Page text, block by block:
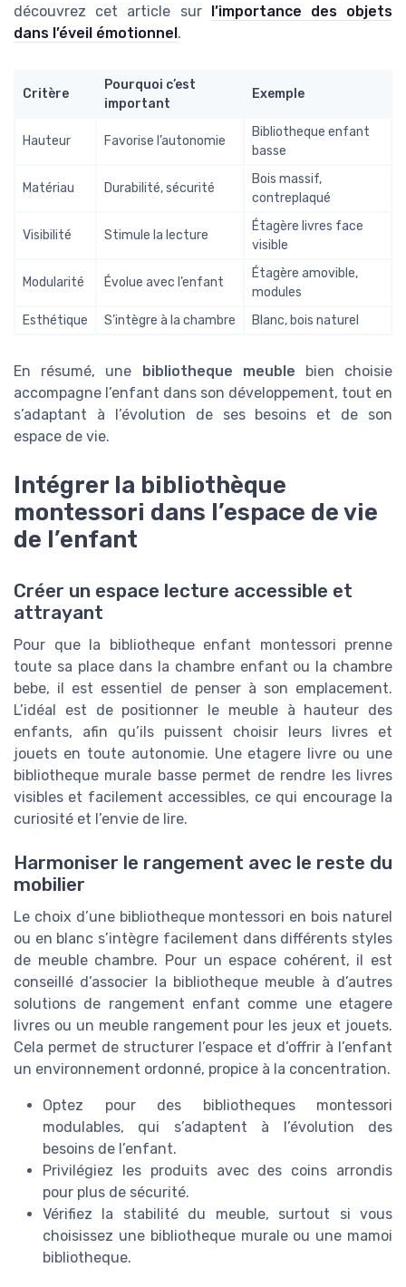
découvrez cet article sur
l’importance des objets
dans l’éveil émotionnel .
Critère
Pourquoi c’est
important
Exemple
Hauteur Favorise l’autonomie
Bibliotheque enfant
basse
Matériau Durabilité, sécurité
Bois massif,
contreplaqué
Visibilité Stimule la lecture
Étagère livres face
visible
Modularité Évolue avec l’enfant
Étagère amovible,
modules
Esthétique
S’intègre à la chambre Blanc, bois naturel
En résumé, une bibliotheque meuble bien choisie
accompagne l’enfant dans son développement, tout en
s’adaptant à l’évolution de ses besoins et de son
espace de vie.
Intégrer la bibliothèque
montessori dans l’espace de vie
de l’enfant
Créer un espace lecture accessible et
attrayant
Pour que la bibliotheque enfant montessori prenne
toute sa place dans la chambre enfant ou la chambre
bebe, il est essentiel de penser à son emplacement.
L’idéal est de positionner le meuble à hauteur des
enfants, afin qu’ils puissent choisir leurs livres et
jouets en toute autonomie. Une etagere livre ou une
bibliotheque murale basse permet de rendre les livres
visibles et facilement accessibles, ce qui encourage la
curiosité et l’envie de lire.
Harmoniser le rangement avec le reste du
mobilier
Le choix d’une bibliotheque montessori en bois naturel
ou en blanc s’intègre facilement dans différents styles
de meuble chambre. Pour un espace cohérent, il est
conseillé d’associer la bibliotheque meuble à d’autres
solutions de rangement enfant comme une etagere
livres ou un meuble rangement pour les jeux et jouets.
Cela permet de structurer l’espace et d’offrir à l’enfant
un environnement ordonné, propice à la concentration.
Optez pour des bibliotheques montessori
modulables, qui s’adaptent à l’évolution des
besoins de l’enfant.
Privilégiez les produits avec des coins arrondis
pour plus de sécurité.
Vérifiez la stabilité du meuble, surtout si vous
choisissez une bibliotheque murale ou une mamoi
bibliotheque.